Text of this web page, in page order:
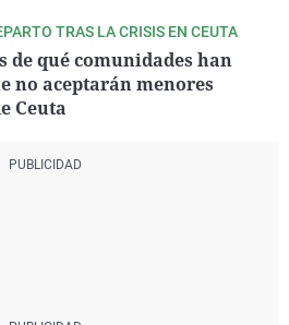
TRAS LA CRISIS EN CEUTA
de qué comunidades han
no aceptarán menores
Ceuta